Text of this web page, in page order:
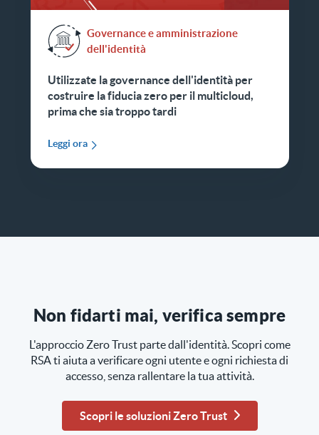
Governance e amministrazione
dell'identità
Utilizzate la governance dell'identità per
costruire la fiducia zero per il multicloud,
prima che sia troppo tardi
Leggi ora
Non fidarti mai, verifica sempre
L'approccio Zero Trust parte dall'identità. Scopri come
RSA ti aiuta a verificare ogni utente e ogni richiesta di
accesso, senza rallentare la tua attività.
Scopri le soluzioni Zero Trust